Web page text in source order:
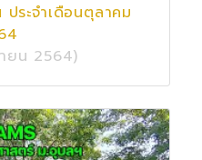
ระจำเดือนตุลาคม
ยน 2564)